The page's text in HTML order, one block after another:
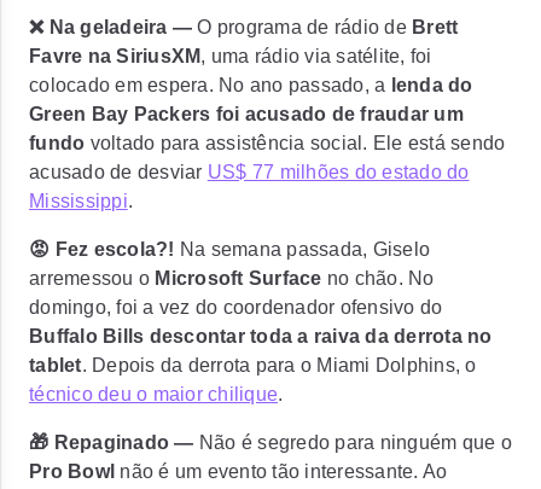
❌ Na geladeira —O programa de rádio de Brett
Favre na SiriusXM, uma rádio via satélite, foi
colocado em espera. No ano passado, a lenda do
Green Bay Packers foi acusado de fraudar um
fundo voltado para assistência social. Ele está sendo
acusado de desviar US$ 77 milhões do estado do
Mississippi.
😡 Fez escola?! Na semana passada, Giselo
arremessou o Microsoft Surface no chão. No
domingo, foi a vez do coordenador ofensivo do
Buffalo Bills descontar toda a raiva da derrota no
tablet. Depois da derrota para o Miami Dolphins, o
técnico deu o maior chilique.
🎁 Repaginado — Não é segredo para ninguém que o
Pro Bowl não é um evento tão interessante. Ao